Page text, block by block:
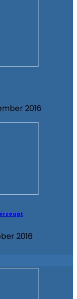
2016
2016